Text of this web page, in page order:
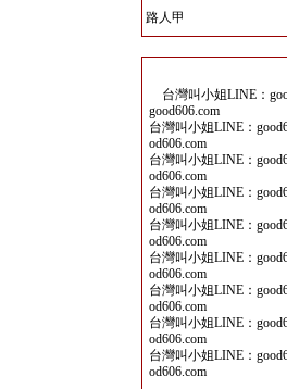
路人甲
台灣叫小姐LINE：
good606.com
台灣叫小姐LINE：
od606.com
台灣叫小姐LINE：
od606.com
台灣叫小姐LINE：
od606.com
台灣叫小姐LINE：
od606.com
台灣叫小姐LINE：
od606.com
台灣叫小姐LINE：
od606.com
台灣叫小姐LINE：
od606.com
台灣叫小姐LINE：
od606.com